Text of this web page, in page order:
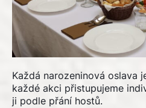
Každá narozeninová oslava
každé akci přistupujeme
ji podle přání hostů.